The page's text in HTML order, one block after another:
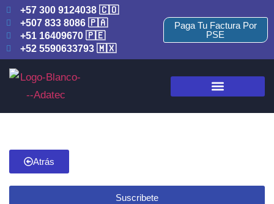
+57 300 9124038 🇨🇴
+507 833 8086 🇵🇦
+51 16409670 🇵🇪
+52 5590633793 🇲🇽
Paga Tu Factura Por
PSE
Atrás
Suscribete